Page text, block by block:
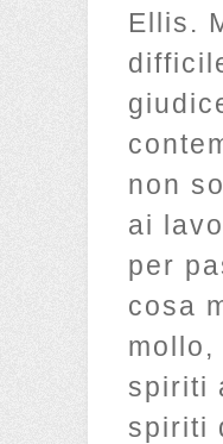
Ellis.
non
ai
per
cosa
mollo,
spiriti
spiriti